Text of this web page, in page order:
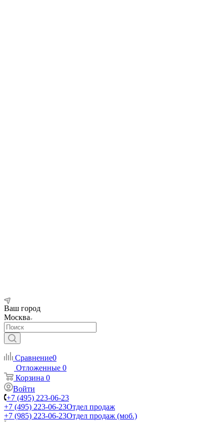
Ваш город
Москва
Сравнение0
Отложенные 0
Корзина 0
Войти
+7 (495) 223-06-23
+7 (495) 223-06-23Отдел продаж
+7 (985) 223-06-23Отдел продаж (моб.)